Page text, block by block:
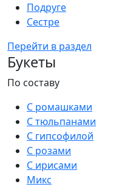
Подруге
Сестре
Перейти в раздел
Букеты
По составу
С ромашками
С тюльпанами
С гипсофилой
С розами
С ирисами
Микс